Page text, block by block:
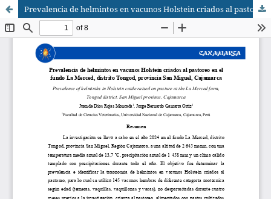
Prevalencia de helmintos en vacunos Holstein criados al pastoreo en el fundo La Merced, distrito Tongod, provincia San Miguel, Cajamarca